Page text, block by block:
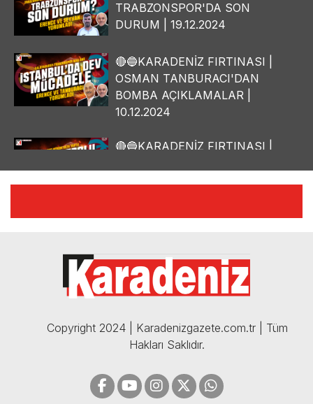
TRABZONSPOR'DA SON
DURUM | 19.12.2024
🔴🔵KARADENİZ FIRTINASI |
OSMAN TANBURACI'DAN
BOMBA AÇIKLAMALAR |
10.12.2024
🔴🔵KARADENİZ FIRTINASI |
🔴🔵KARADENİZ FIRTINASI |
05.12.2024
Copyright 2024 | Karadenizgazete.com.tr | Tüm
Hakları Saklıdır.